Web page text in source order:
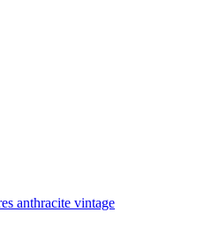
anthracite vintage